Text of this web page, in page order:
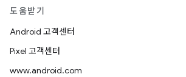
도움받기
Android 고객센터
Pixel 고객센터
www.android.com